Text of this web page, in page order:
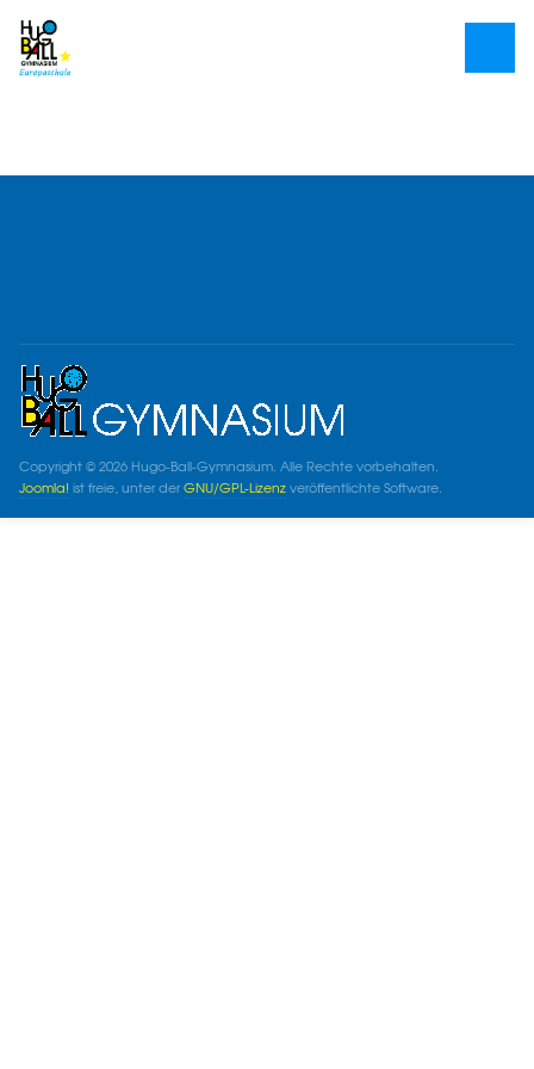
Copyright © 2026 Hugo-Ball-Gymnasium. Alle Rechte vorbehalten.
Joomla! ist freie, unter derGNU/GPL-Lizenzveröffentlichte Software.